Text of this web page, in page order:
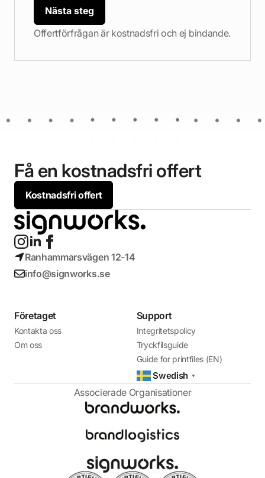
Nästa steg
Offertförfrågan är kostnadsfri och ej bindande.
Få en kostnadsfri offert
Kostnadsfri offert
Ranhammarsvägen 12-14
info@signworks.se
Företaget
Kontakta oss
Om oss
Support
Integritetspolicy
Tryckfilsguide
Guide for printfiles (EN)
Swedish ▼
Associerade Organisationer